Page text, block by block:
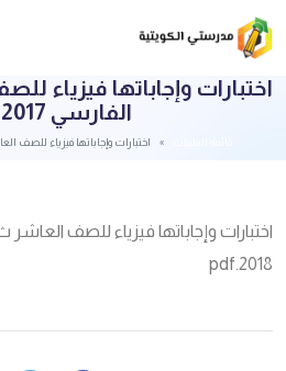
اختبارات وإجاباتها فيزياء
الفارسي 2017-2018
اختبارات وإجاباتها فيزياء للصف
2018.pdf